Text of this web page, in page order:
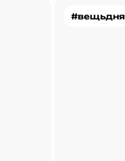
#вещьдня